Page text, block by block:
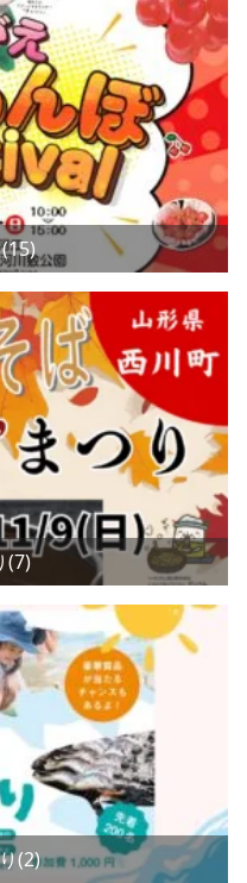
(7)
(2)